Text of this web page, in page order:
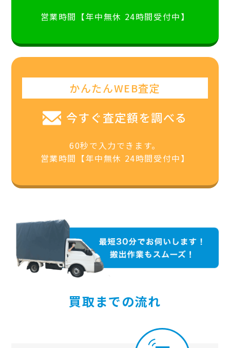
営業時間【年中無休 24時間受付中】
かんたんWEB査定
今すぐ査定額を調べる
60秒で入力できます。
営業時間【年中無休 24時間受付中】
買取までの流れ